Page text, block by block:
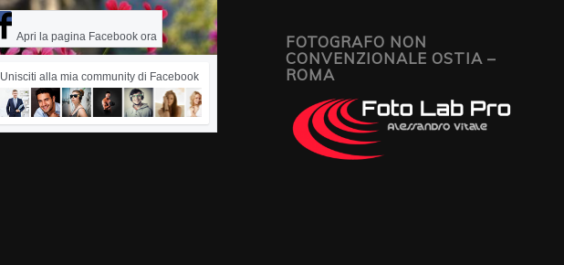
Apri la pagina Facebook ora
Unisciti alla mia community di Facebook
FOTOGRAFO NON
CONVENZIONALE OSTIA –
ROMA